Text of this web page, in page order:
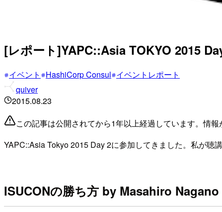
[レポート]YAPC::Asia TOKYO 2015
イベント HashiCorp Consul イベントレポート
quiver
2015.08.23
この記事は公開されてから1年以上経過しています。情
YAPC::Asia Tokyo 2015 Day 2に参加してきました。私が
ISUCONの勝ち方 by Masahiro Nagano